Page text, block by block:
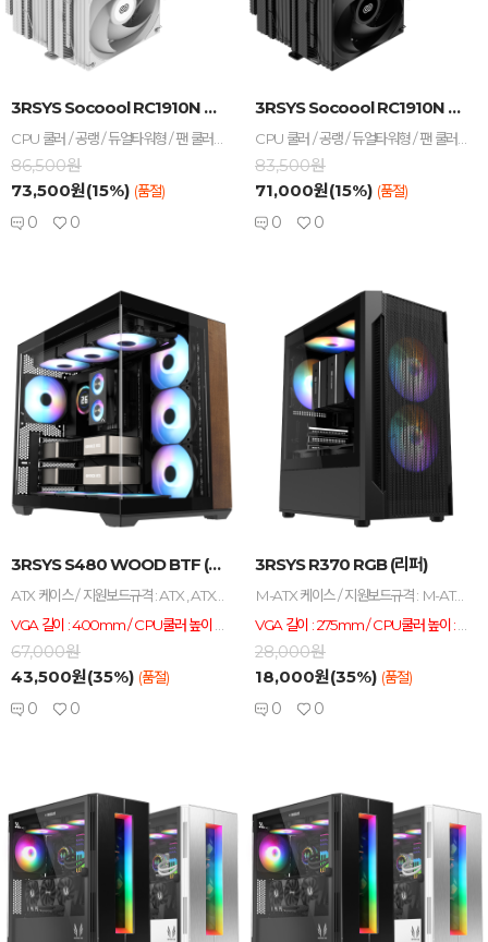
3RSYS Socoool RC1910N Quiet ...
86,500원
73,500원(15%) (품절)
0 0
3RSYS Socoool RC1910N Quiet ...
83,500원
71,000원(15%) (품절)
0 0
3RSYS S480 WOOD BTF (리퍼)
ATX 케이스 / 지원보드규격 : ATX , ATX (후면커넥터) , M-ATX , M-ATX (후면커넥터) , ITX / VGA 길이 : 400mm / CPU쿨러 높이 : 162mm / 미들타워 / [패널] 전면 패널 타입 : 강화유리 / 측면 패널 타입 : 강화유리 / [쿨러/튜닝] 쿨링팬 : 총4개 / LED팬 : 4개 / 후면 : 120mm LED x1 / 전면 : 120mm LED x3 / [크기] 너비(W) : 285mm / 깊이(D) : 440mm / 높이(H) : 410mm / [호환성] 파워 장착 길이 : 200mm / [부가기능] LED 색상 : RGB
67,000원
43,500원(35%) (품절)
0 0
3RSYS R370 RGB (리퍼)
M-ATX 케이스 / 지원보드규격 : M-ATX , ITX / VGA 길이 : 275mm / CPU쿨러 높이 : 158m / 미니타워 / 파워미포함 / [패널] 전면 패널 타입 : 메쉬 / 측면 패널 타입 : 강화유리 / [쿨러/튜닝] 쿨링팬 : 총3개 / LED팬 : 3개 / 후면 : 120mm LED x1 / 전면 : 120mm LED x2 / [크기] 너비(W) : 200mm / 깊이(D) : 317mm / 높이(H) : 390mm / [호환성] 파워 장착 길이 : 160mm / 파워 위치 : 하단후면 / LED 색상 : RGB
28,000원
18,000원(35%) (품절)
0 0